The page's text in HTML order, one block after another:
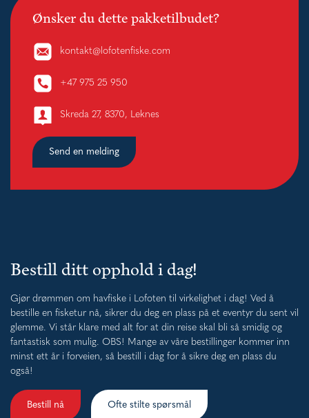
Ønsker du dette pakketilbudet?
kontakt@lofotenfiske.com
+47 975 25 950
Skreda 27, 8370, Leknes
Send en melding
Bestill ditt opphold i dag!
Gjør drømmen om havfiske i Lofoten til virkelighet i dag! Ved å
bestille en fisketur nå, sikrer du deg en plass på et eventyr du sent vil
glemme. Vi står klare med alt for at din reise skal bli så smidig og
fantastisk som mulig. OBS! Mange av våre bestillinger kommer inn
minst ett år i forveien, så bestill i dag for å sikre deg en plass du
også!
Bestill nå Ofte stilte spørsmål